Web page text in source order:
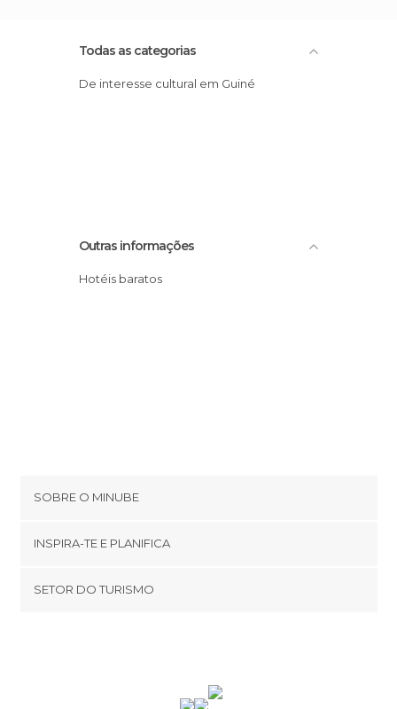
Todas as categorias
De interesse cultural em Guiné
Outras informações
Hotéis baratos
SOBRE O MINUBE
Términos e Condições
INSPIRA-TE E PLANIFICA
SETOR DO TURISMO